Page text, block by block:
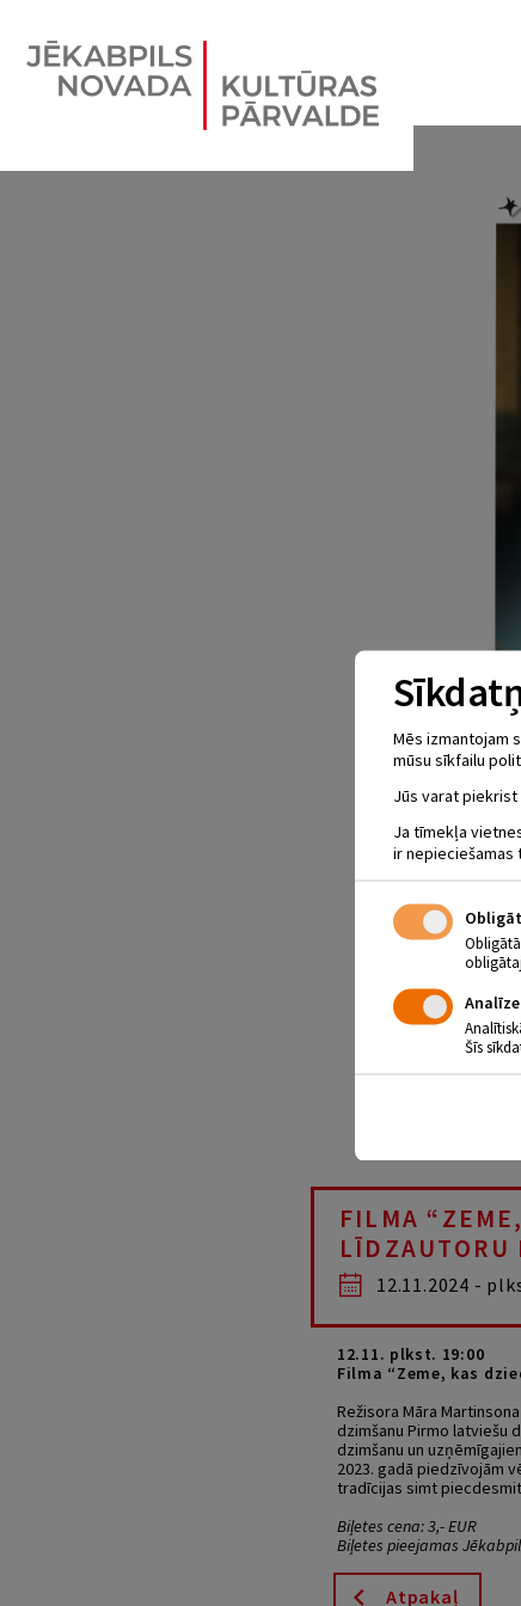
FILMA
12.11.2024 -
12.11. plkst. 19:00
Filma “Zeme, kas
Režisora Māra
dzimšanu Pirmo latviešu
dzimšanu un
2023. gadā piedzīvojām
tradīcijas simt
Biļetes cena: 3,- EUR
Biļetes pieejamas
Atpakaļ
Mēs izmantojam
mūsu sīkfailu
Jūs varat piekrist
Ja tīmekļa
ir nepieciešamas
Analīze
Šīs